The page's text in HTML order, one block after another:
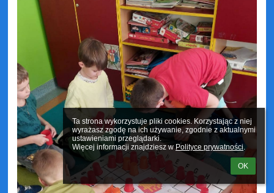
Ta strona wykorzystuje pliki cookies. Korzystając z niej
wyrażasz zgodę na ich używanie, zgodnie z aktualnymi
ustawieniami przeglądarki.
Więcej informacji znajdziesz w Polityce prywatności.
OK